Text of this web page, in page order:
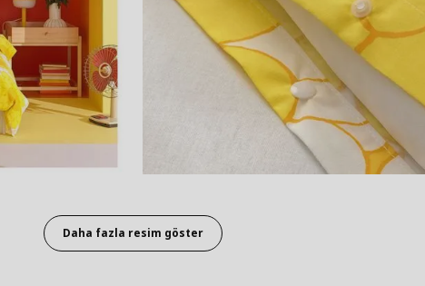
Daha fazla resim göster